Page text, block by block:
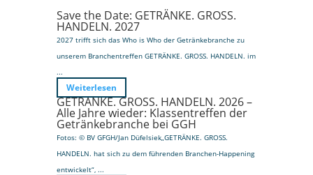
Save the Date: GETRÄNKE. GROSS.
HANDELN. 2027
2027 trifft sich das Who is Who der Getränkebranche zu
unserem Branchentreffen GETRÄNKE. GROSS. HANDELN. im
...
Weiterlesen
GETRÄNKE. GROSS. HANDELN. 2026 –
Alle Jahre wieder: Klassentreffen der
Getränkebranche bei GGH
Fotos: © BV GFGH/Jan Düfelsiek„GETRÄNKE. GROSS.
HANDELN. hat sich zu dem führenden Branchen-Happening
entwickelt“, ...